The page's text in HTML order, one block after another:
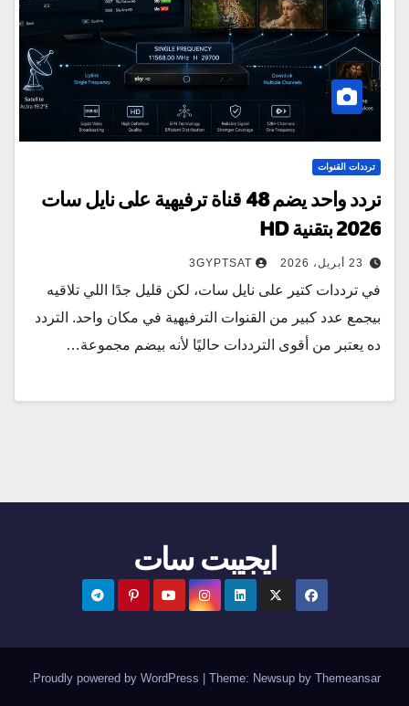
ترددات القنوات
تردد واحد يضم 48 قناة ترفيهية على نايل سات
2026 بتقنية HD
23 أبريل، 2026 3GYPTSAT
في ترددات كتير على نايل سات، لكن قليل جدًا اللي تلاقيه
بيجمع عدد كبير من القنوات الترفيهية في مكان واحد. التردد
ده يعتبر من أقوى الترددات حاليًا لأنه بيضم مجموعة…
ايجيبت سات
Proudly powered by WordPress Theme: Newsupby Themeansar